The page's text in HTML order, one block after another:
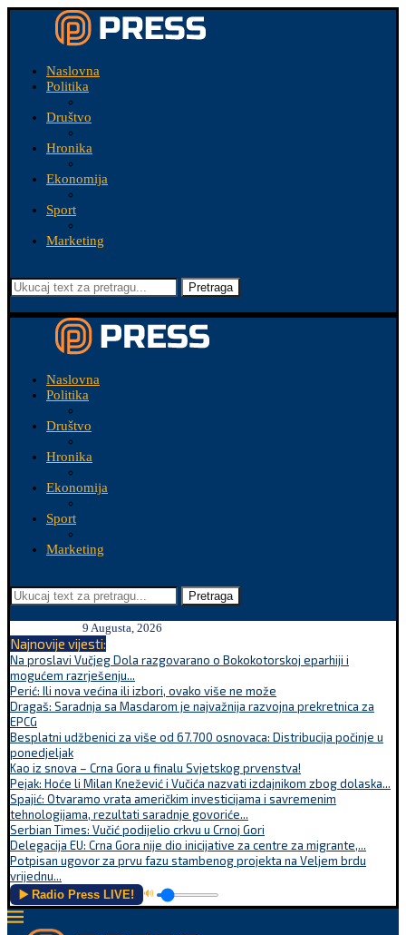
Naslovna
Politika
Društvo
Hronika
Ekonomija
Sport
Marketing
Pretraga
Naslovna
Politika
Društvo
Hronika
Ekonomija
Sport
Marketing
Pretraga
9 Augusta, 2026
Najnovije vijesti:
Na proslavi Vučjeg Dola razgovarano o Bokokotorskoj eparhiji i
mogućem razrješenju...
Perić: Ili nova većina ili izbori, ovako više ne može
Dragaš: Saradnja sa Masdarom je najvažnija razvojna prekretnica za
EPCG
Besplatni udžbenici za više od 67.700 osnovaca: Distribucija počinje u
ponedjeljak
Kao iz snova – Crna Gora u finalu Svjetskog prvenstva!
Pejak: Hoće li Milan Knežević i Vučića nazvati izdajnikom zbog dolaska...
Spajić: Otvaramo vrata američkim investicijama i savremenim
tehnologijama, rezultati saradnje govoriće...
Serbian Times: Vučić podijelio crkvu u Crnoj Gori
Delegacija EU: Crna Gora nije dio inicijative za centre za migrante,...
Potpisan ugovor za prvu fazu stambenog projekta na Veljem brdu
vrijednu...
▶️ Radio Press LIVE! 🔊